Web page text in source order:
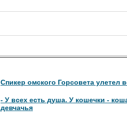
Спикер омского Горсовета улетел
- У всех есть душа. У кошечки -
девчачья